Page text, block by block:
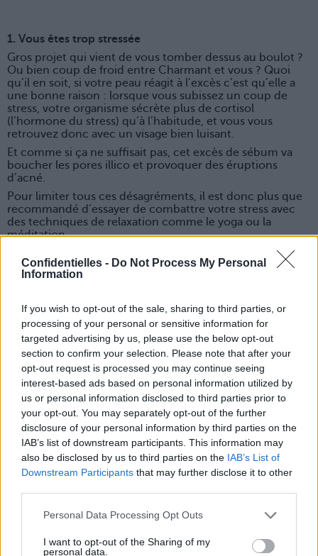
Confidentielles - Do Not Process My Personal
Information
If you wish to opt-out of the sale, sharing to third parties, or
processing of your personal or sensitive information for
targeted advertising by us, please use the below opt-out
section to confirm your selection. Please note that after your
opt-out request is processed you may continue seeing
interest-based ads based on personal information utilized by
us or personal information disclosed to third parties prior to
your opt-out. You may separately opt-out of the further
disclosure of your personal information by third parties on the
IAB’s list of downstream participants. This information may
also be disclosed by us to third parties on the IAB’s List of
Downstream Participants that may further disclose it to other
Personal Data Processing Opt Outs
I want to opt-out of the Sharing of my
personal data.
1. Vous êtes trop stressée
Gros projet qui vient de vous tomber dessus au boulot ?
Ou bien coup de froid entre Charmant et vous ? Quoi
qu’il en soit, si votre peau réagit à l’excès c’est qu’elle a
une bonne raison : lorsque vous subissez un coup de
stress, votre organisme sécrète plus de cortisol
(l’hormone du stress) qu’à l’habitude, et vous vous
retrouvez donc avec un visage bien luisant.
Et comme si ça ne suffisait pas, cet excès de sébum va
boucher les pores illico et provoquer des éruptions
d’acné.
Pour limiter tous ces désagréments, il est donc plus que
recommandé d’essayer de combattre votre stress avec
des techniques de relaxation comme le yoga ou la
méditation.
2. Votre nettoyant pour le visage n’est pas du tout
adapté à votre peau
Cela fait quelques années qu’il est devenu votre fidèle
compagnon de route, celui qui trône fièrement sur le
lavabo et que vous emmenez partout avec vous quand
vous êtes en voyage : et s’il était temps de vous séparer
de votre savon pour le visage ? Parfois, un savon un peu
trop agressif avec l’acné peut s’avérer très mauvais pour
la peau, qui en r »action va produire encore plus de
sébum… Tentez des soins plus doux, à la texture gel, qui
lavent sans décaper.
3. Vous lavez votre visage de façon trop intensive
acharnez à le laver. En fait, vous prenez le problème par le